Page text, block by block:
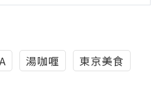
湯咖喱 東京美食